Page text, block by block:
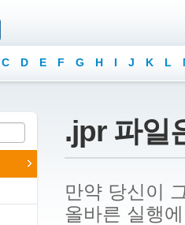
C D E F G H I J K L
.jpr 파일
만약 당신이
올바른 실행